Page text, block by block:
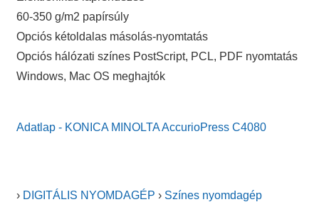
60-350 g/m2 papírsúly
Opciós kétoldalas másolás-nyomtatás
Opciós hálózati színes PostScript, PCL, PDF nyomtatás
Windows, Mac OS meghajtók
Adatlap - KONICA MINOLTA AccurioPress C4080
› DIGITÁLIS NYOMDAGÉP › Színes nyomdagép